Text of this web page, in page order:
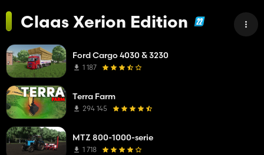
Claas Xerion Edition
Ford Cargo 4030 & 3230
1 187
Terra Farm
294 145
MTZ 800-1000-serie
1 718